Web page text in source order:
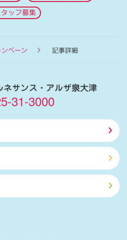
タッフ募集
ペーン 記事詳細
サンス・アルザ泉大津
31-3000